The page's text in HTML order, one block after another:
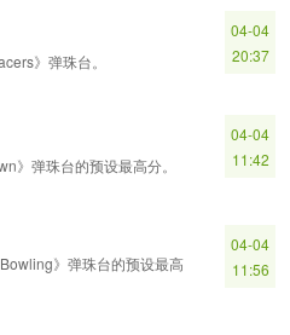
》弹珠台。
04-04
20:37
》弹珠台的预设最高分。
04-04
11:42
》弹珠台的预设最高
04-04
11:56